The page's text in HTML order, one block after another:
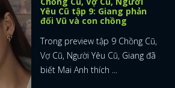
Yêu Cũ tập 9: Giang phản
đối Vũ và con chồng
Trong preview tập 9 Chồng Cũ,
Vợ Cũ, Người Yêu Cũ, Giang đã
biết Mai Anh thích ...